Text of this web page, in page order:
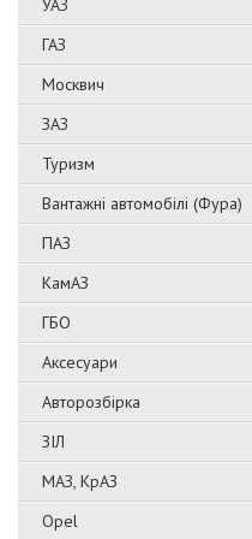
УАЗ
ГАЗ
Москвич
ЗАЗ
Туризм
Вантажні автомобілі (Фура)
ПАЗ
КамАЗ
ГБО
Аксесуари
Авторозбірка
ЗІЛ
МАЗ, КрАЗ
Opel